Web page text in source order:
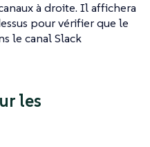
à droite. Il affichera
pour vérifier que le
le canal Slack
les